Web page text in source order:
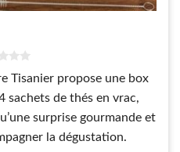
Tisanier propose une box
sachets de thés en vrac,
surprise gourmande et
la dégustation.